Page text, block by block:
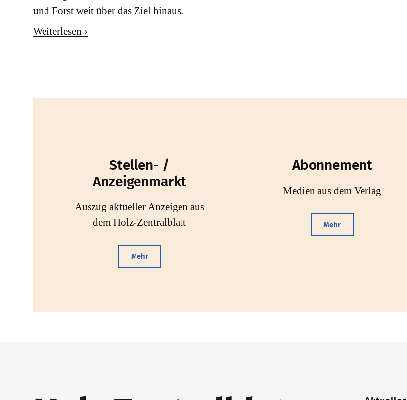
und Forst weit über das Ziel hinaus.
Weiterlesen ›
Stellen- /
Anzeigenmarkt
Auszug aktueller Anzeigen aus
dem Holz-Zentralblatt
Mehr
Abonnement
Medien aus dem Verlag
Mehr